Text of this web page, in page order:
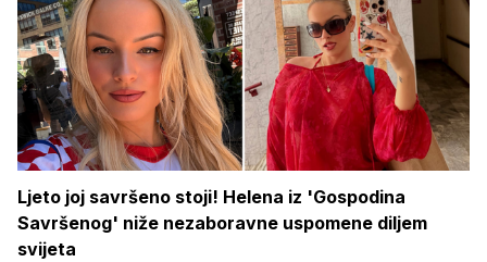
Ljeto joj savršeno stoji! Helena iz 'Gospodina
Savršenog' niže nezaboravne uspomene diljem
svijeta